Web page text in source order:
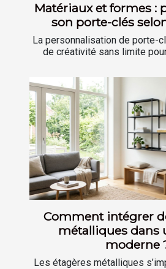
Matériaux et formes :
son porte-clés
La personnalisation de porte-
de créativité sans limite
Comment intégrer
métalliques dans
moderne
Les étagères métalliques